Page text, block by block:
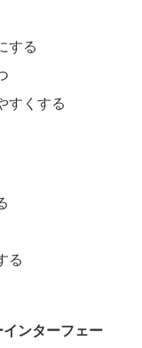
する
すくする
る
インターフェー